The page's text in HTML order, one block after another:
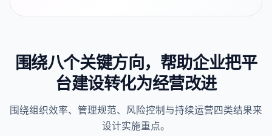
围绕八个关键方向，帮助企业把平
台建设转化为经营改进
围绕组织效率、管理规范、风险控制与持续运营四类结果来
设计实施重点。